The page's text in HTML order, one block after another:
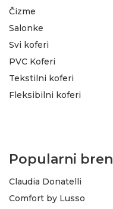
Čizme
Salonke
Svi koferi
PVC Koferi
Tekstilni koferi
Fleksibilni koferi
Popularni
Claudia Donatelli
Comfort by Lusso